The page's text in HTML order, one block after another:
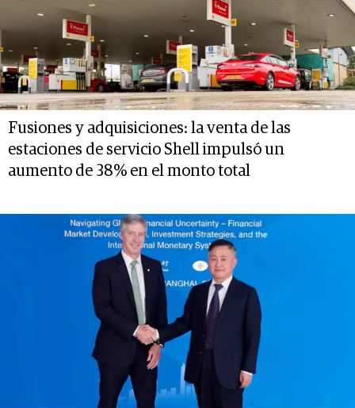
Fusiones y adquisiciones: la venta de las
estaciones de servicio Shell impulsó un
aumento de 38% en el monto total